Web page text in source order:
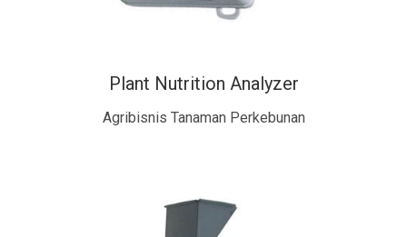
Plant Nutrition Analyzer
Agribisnis Tanaman Perkebunan